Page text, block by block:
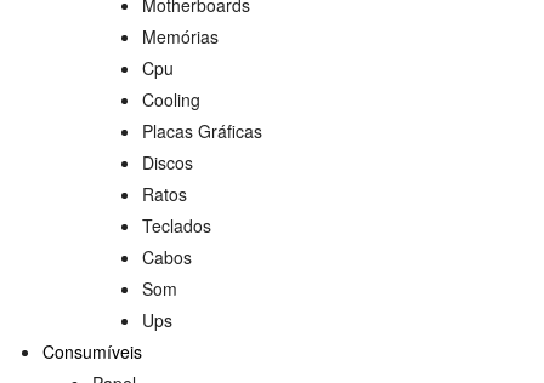
Memórias
Cpu
Cooling
Placas Gráficas
Discos
Ratos
Teclados
Cabos
Som
Ups
Consumíveis